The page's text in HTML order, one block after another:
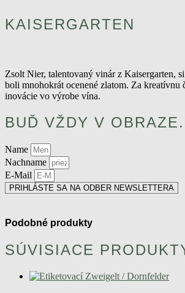
KAISERGARTEN
Zsolt Nier, talentovaný vinár z Kaisergarten,
boli mnohokrát ocenené zlatom. Za
inovácie vo výrobe vína.
BUĎ VŽDY V OBRAZE.
Name
Nachname
E-Mail
PRIHLÁSTE SA NA ODBER NEWSLETTERA
Podobné produkty
SÚVISIACE